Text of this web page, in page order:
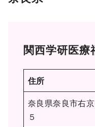
関西学研医療
住所
奈良県奈良市右
５